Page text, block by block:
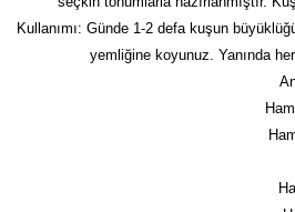
Kullanımı: Günde 1-2 defa kuşun
yemliğine koyunuz. Yanında